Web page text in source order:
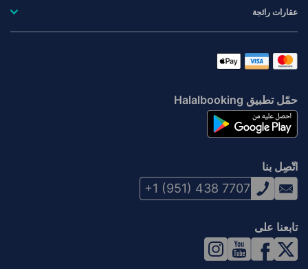
عقارات رائجة
حمّل تطبيق Halalbooking
اتّصِل بنا
+1 (951) 438 7707
تابعنا على